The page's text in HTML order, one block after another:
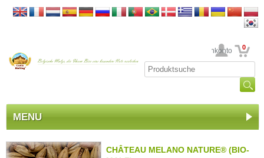
Ihr Kundenkonto 0
MENU
CHÂTEAU MELANO NATURE® (BIO-